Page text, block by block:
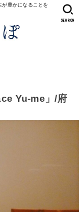
が豊かになることを
SEARCH
Yu-me」/府